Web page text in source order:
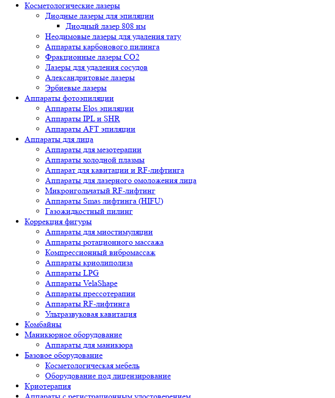
Косметологические лазеры
Диодные лазеры для эпиляции
Диодный лазер 808 нм
Неодимовые лазеры для удаления тату
Аппараты карбонового пилинга
Фракционные лазеры CO2
Лазеры для удаления сосудов
Александритовые лазеры
Эрбиевые лазеры
Аппараты фотоэпиляции
Аппараты Elos эпиляции
Аппараты IPL и SHR
Аппараты AFT эпиляции
Аппараты для лица
Аппараты для мезотерапии
Аппараты холодной плазмы
Аппарат для кавитации и RF-лифтинга
Аппараты для лазерного омоложения лица
Микроигольчатый RF-лифтинг
Аппараты Smas лифтинга (HIFU)
Газожидкостный пилинг
Коррекция фигуры
Аппараты для миостимуляции
Аппараты ротационного массажа
Компрессионный вибромассаж
Аппараты криолиполиза
Аппараты LPG
Аппараты VelaShape
Аппараты прессотерапии
Аппараты RF-лифтинга
Ультразвуковая кавитация
Комбайны
Маникюрное оборудование
Аппараты для маникюра
Базовое оборудование
Косметологическая мебель
Оборудование под лицензирование
Криотерапия